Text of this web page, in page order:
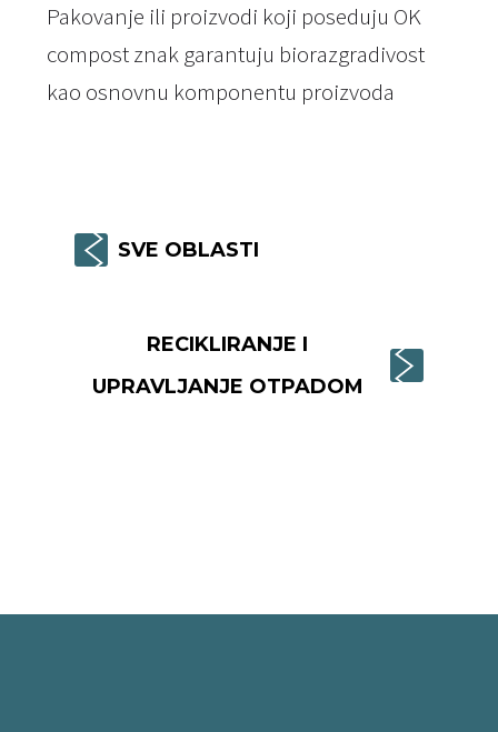
Pakovanje ili proizvodi koji poseduju OK
compost znak garantuju biorazgradivost
kao osnovnu komponentu proizvoda
SVE OBLASTI
RECIKLIRANJE I
UPRAVLJANJE OTPADOM